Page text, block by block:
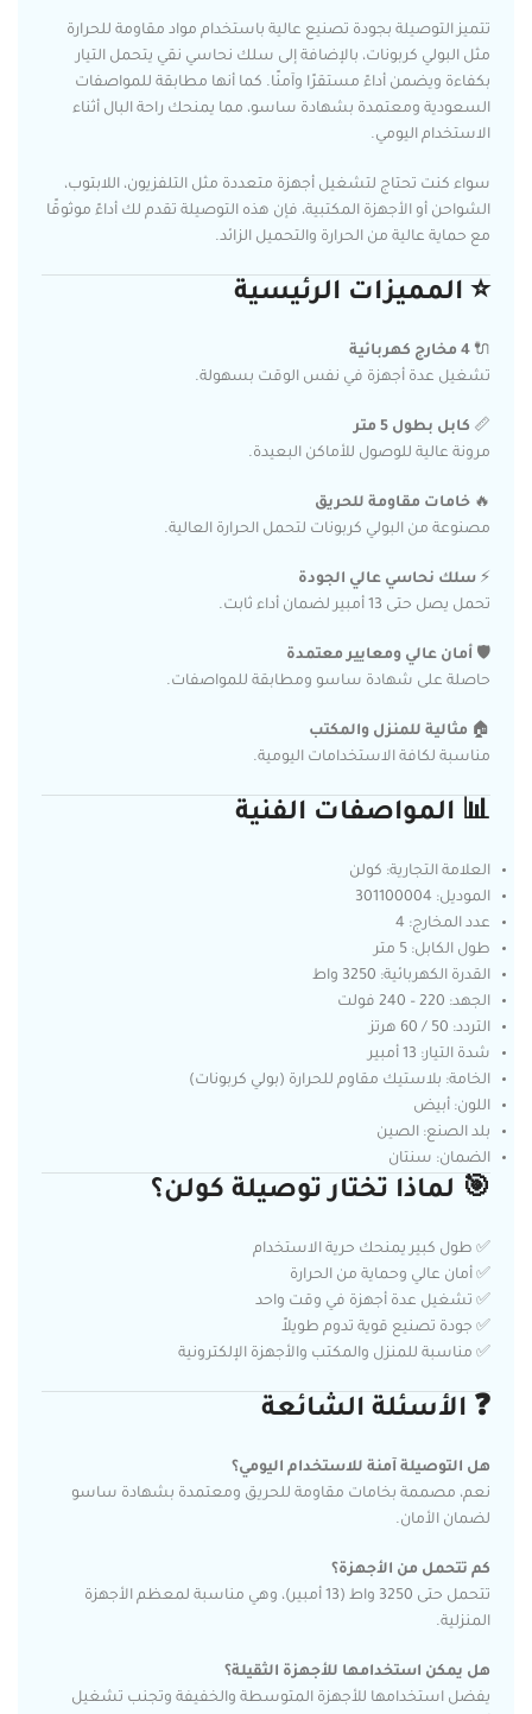
تتميز التوصيلة بجودة تصنيع عالية باستخدام مواد مقاومة للحرارة
مثل البولي كربونات، بالإضافة إلى سلك نحاسي نقي يتحمل التيار
بكفاءة ويضمن أداءً مستقرًا وآمنًا. كما أنها مطابقة للمواصفات
السعودية ومعتمدة بشهادة ساسو، مما يمنحك راحة البال أثناء
الاستخدام اليومي.
سواء كنت تحتاج لتشغيل أجهزة متعددة مثل التلفزيون، اللابتوب،
الشواحن أو الأجهزة المكتبية، فإن هذه التوصيلة تقدم لك أداءً موثوقًا
مع حماية عالية من الحرارة والتحميل الزائد.
⭐ المميزات الرئيسية
🔌 4 مخارج كهربائية
تشغيل عدة أجهزة في نفس الوقت بسهولة.
📏 كابل بطول 5 متر
مرونة عالية للوصول للأماكن البعيدة.
🔥 خامات مقاومة للحريق
مصنوعة من البولي كربونات لتحمل الحرارة العالية.
⚡ سلك نحاسي عالي الجودة
تحمل يصل حتى 13 أمبير لضمان أداء ثابت.
🛡️ أمان عالي ومعايير معتمدة
حاصلة على شهادة ساسو ومطابقة للمواصفات.
🏠 مثالية للمنزل والمكتب
مناسبة لكافة الاستخدامات اليومية.
📊 المواصفات الفنية
العلامة التجارية: كولن
الموديل: 301100004
عدد المخارج: 4
طول الكابل: 5 متر
القدرة الكهربائية: 3250 واط
الجهد: 220 – 240 فولت
التردد: 50 / 60 هرتز
شدة التيار: 13 أمبير
الخامة: بلاستيك مقاوم للحرارة (بولي كربونات)
اللون: أبيض
بلد الصنع: الصين
الضمان: سنتان
🎯 لماذا تختار توصيلة كولن؟
✅ طول كبير يمنحك حرية الاستخدام
✅ أمان عالي وحماية من الحرارة
✅ تشغيل عدة أجهزة في وقت واحد
✅ جودة تصنيع قوية تدوم طويلاً
✅ مناسبة للمنزل والمكتب والأجهزة الإلكترونية
❓ الأسئلة الشائعة
هل التوصيلة آمنة للاستخدام اليومي؟
نعم، مصممة بخامات مقاومة للحريق ومعتمدة بشهادة ساسو
لضمان الأمان.
كم تتحمل من الأجهزة؟
تتحمل حتى 3250 واط (13 أمبير)، وهي مناسبة لمعظم الأجهزة
المنزلية.
هل يمكن استخدامها للأجهزة الثقيلة؟
يفضل استخدامها للأجهزة المتوسطة والخفيفة وتجنب تشغيل